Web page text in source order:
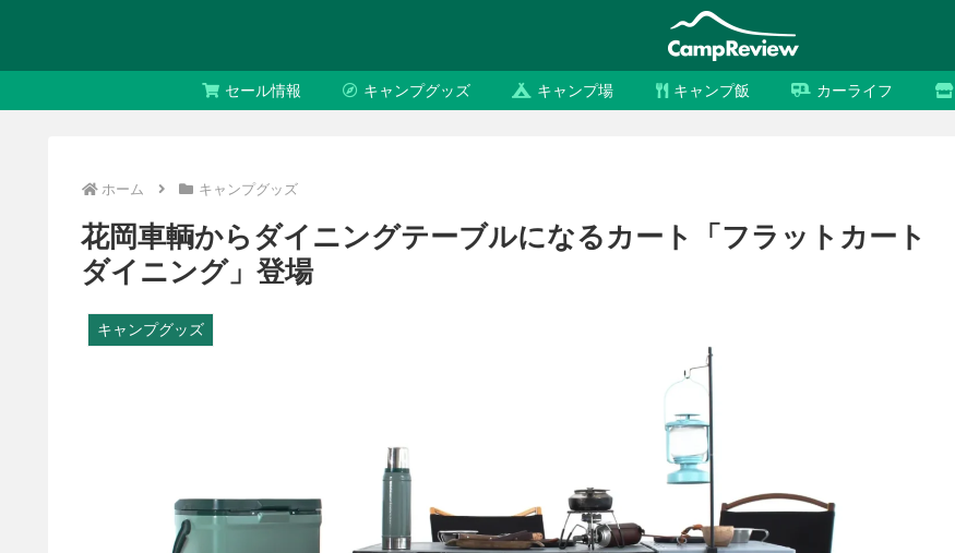
セール情報 キャンプグッズ キャンプ場 キャンプ飯 カーライフ
ホーム キャンプグッズ
花岡車輌からダイニングテーブルになるカート「フラットカート
ダイニング」登場
キャンプグッズ